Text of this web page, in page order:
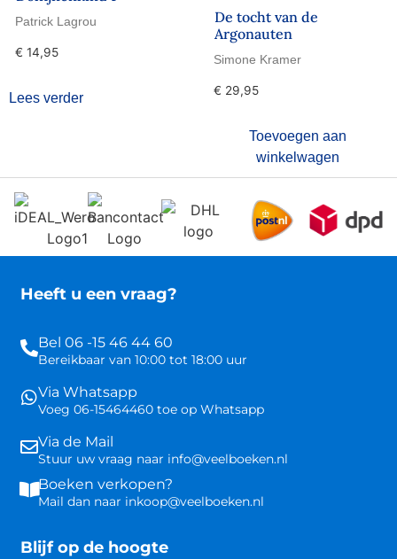
Patrick Lagrou
€ 14,95
Lees verder
De tocht van de
Argonauten
Simone Kramer
€ 29,95
Toevoegen aan
winkelwagen
Heeft u een vraag?
Bel 06 -15 46 44 60
Bereikbaar van 10:00 tot 18:00 uur
Via Whatsapp
Voeg 06-15464460 toe op Whatsapp
Via de Mail
Stuur uw vraag naar info@veelboeken.nl
Boeken verkopen?
Mail dan naar inkoop@veelboeken.nl
Blijf op de hoogte